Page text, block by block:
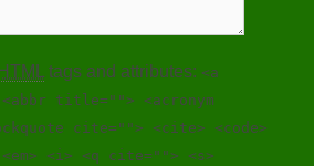
HTML tags and attributes: <a
title=""> <acronym
cite=""> <cite> <code>
<i> <q cite=""> <s>